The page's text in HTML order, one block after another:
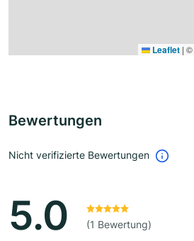
Leaflet | ©
Bewertungen
Nicht verifizierte Bewertungen
5.0 (1 Bewertung)